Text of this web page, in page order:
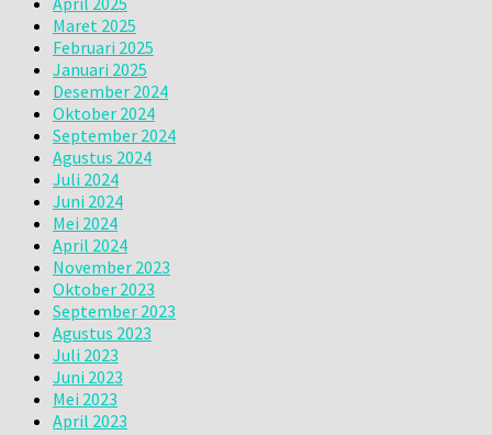
Maret 2025
Februari 2025
Januari 2025
Desember 2024
Oktober 2024
September 2024
Agustus 2024
Juli 2024
Juni 2024
Mei 2024
April 2024
November 2023
Oktober 2023
September 2023
Agustus 2023
Juli 2023
Juni 2023
Mei 2023
April 2023